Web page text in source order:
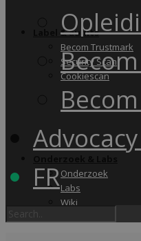
Label & audits
Becom Trustmark
Security Scan
Cookiescan
Onderzoek
Labs
Wiki
FR